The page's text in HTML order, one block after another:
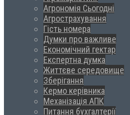
Агрономія Сьогодні
Агрострахування
Гість номера
Думки про важливе
Економічний гектар
Експертна думка
Життєве середовище
Зберігання
Кермо керівника
Механізація АПК
Питання бухгалтерії